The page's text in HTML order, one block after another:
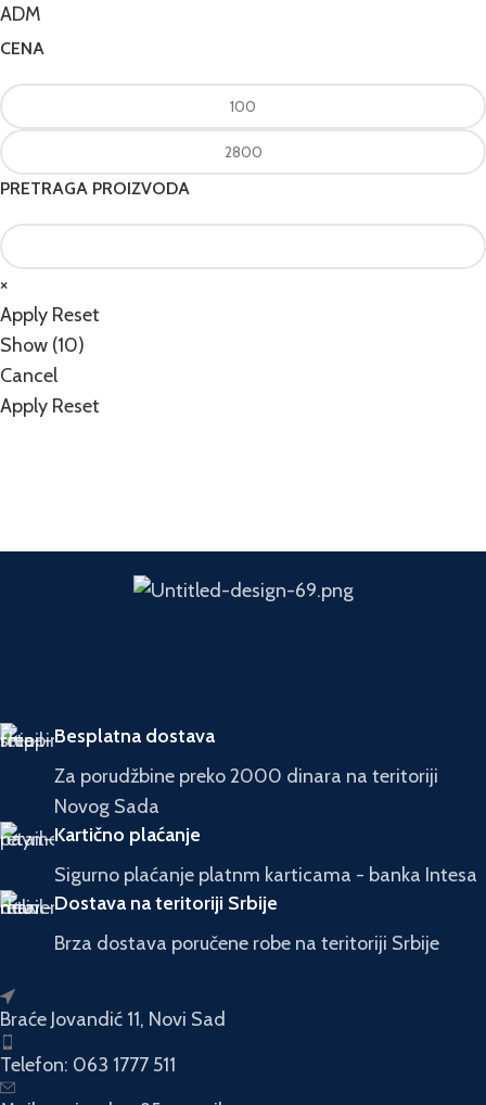
ADM
CENA
PRETRAGA PROIZVODA
×
Apply Reset
Show (10)
Cancel
Apply Reset
Besplatna dostava
Za porudžbine preko 2000 dinara na teritoriji
Novog Sada
Kartično plaćanje
Sigurno plaćanje platnm karticama - banka Intesa
Dostava na teritoriji Srbije
Brza dostava poručene robe na teritoriji Srbije
Braće Jovandić 11, Novi Sad
Telefon: 063 1777 511